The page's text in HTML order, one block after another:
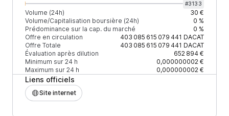
#3133
Volume (24h)
30 €
Volume/Capitalisation boursière (24h)
0 %
Prédominance sur la cap. du marché
0 %
Offre en circulation
403 085 615 079 441 DACAT
Offre Totale
403 085 615 079 441 DACAT
Évaluation après dilution
652 894 €
Minimum sur 24 h
0,000000002 €
Maximum sur 24 h
0,000000002 €
Liens officiels
Site internet